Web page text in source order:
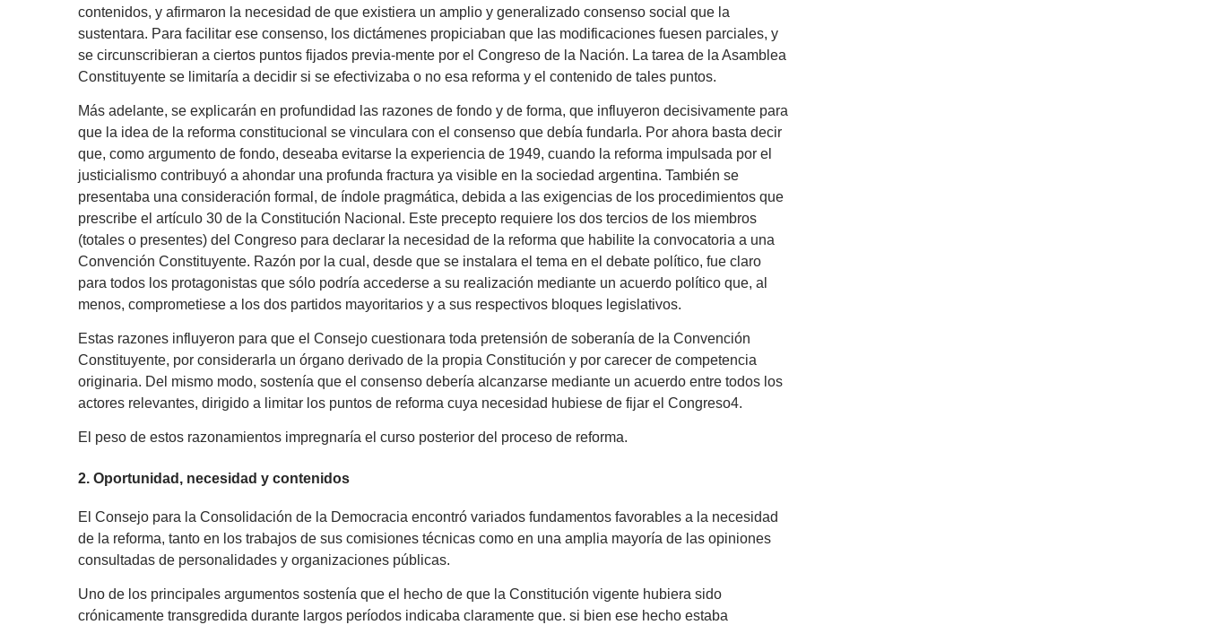
contenidos, y afirmaron la necesidad de que existiera un amplio y generalizado consenso social que la
sustentara. Para facilitar ese consenso, los dictámenes propiciaban que las modificaciones fuesen parciales, y
se circunscribieran a ciertos puntos fijados previa-mente por el Congreso de la Nación. La tarea de la Asamblea
Constituyente se limitaría a decidir si se efectivizaba o no esa reforma y el contenido de tales puntos.
Más adelante, se explicarán en profundidad las razones de fondo y de forma, que influyeron decisivamente para
que la idea de la reforma constitucional se vinculara con el consenso que debía fundarla. Por ahora basta decir
que, como argumento de fondo, deseaba evitarse la experiencia de 1949, cuando la reforma impulsada por el
justicialismo contribuyó a ahondar una profunda fractura ya visible en la sociedad argentina. También se
presentaba una consideración formal, de índole pragmática, debida a las exigencias de los procedimientos que
prescribe el artículo 30 de la Constitución Nacional. Este precepto requiere los dos tercios de los miembros
(totales o presentes) del Congreso para declarar la necesidad de la reforma que habilite la convocatoria a una
Convención Constituyente. Razón por la cual, desde que se instalara el tema en el debate político, fue claro
para todos los protagonistas que sólo podría accederse a su realización mediante un acuerdo político que, al
menos, comprometiese a los dos partidos mayoritarios y a sus respectivos bloques legislativos.
Estas razones influyeron para que el Consejo cuestionara toda pretensión de soberanía de la Convención
Constituyente, por considerarla un órgano derivado de la propia Constitución y por carecer de competencia
originaria. Del mismo modo, sostenía que el consenso debería alcanzarse mediante un acuerdo entre todos los
actores relevantes, dirigido a limitar los puntos de reforma cuya necesidad hubiese de fijar el Congreso4.
El peso de estos razonamientos impregnaría el curso posterior del proceso de reforma.
2. Oportunidad, necesidad y contenidos
El Consejo para la Consolidación de la Democracia encontró variados fundamentos favorables a la necesidad
de la reforma, tanto en los trabajos de sus comisiones técnicas como en una amplia mayoría de las opiniones
consultadas de personalidades y organizaciones públicas.
Uno de los principales argumentos sostenía que el hecho de que la Constitución vigente hubiera sido
crónicamente transgredida durante largos períodos indicaba claramente que. si bien ese hecho estaba